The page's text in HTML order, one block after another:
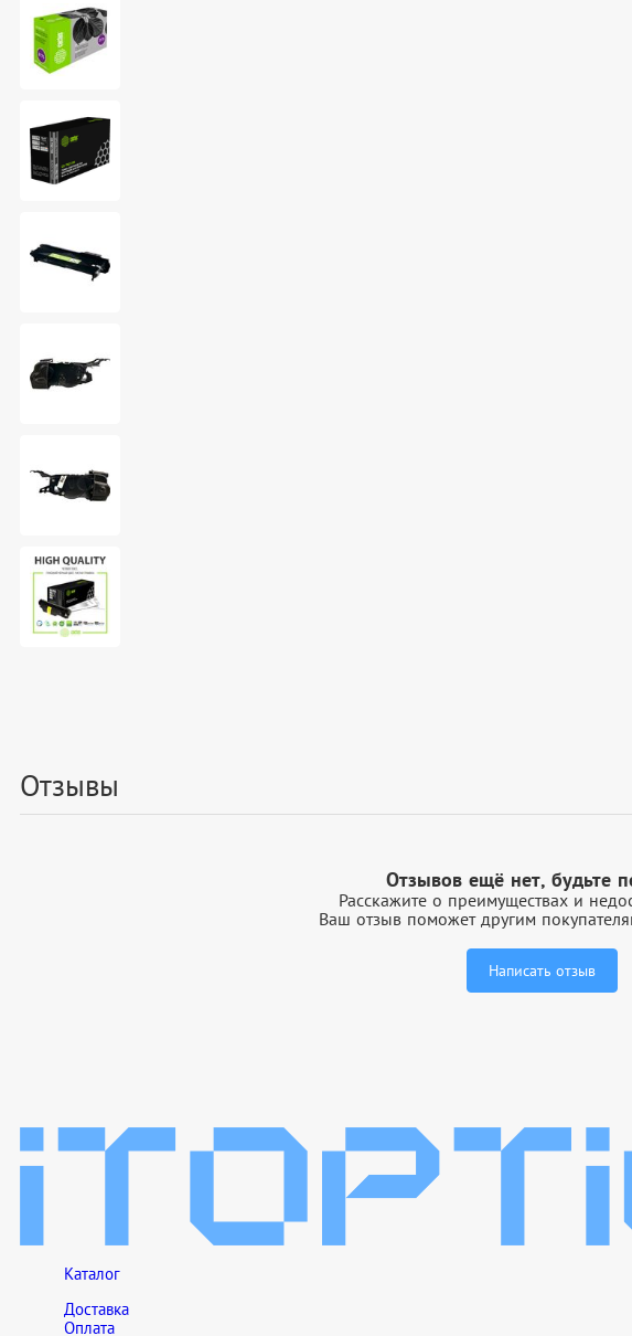
Отзывы
Отзывов ещё нет, будьте
Расскажите о преимуществах и
Ваш отзыв поможет другим
Написать отзыв
Каталог
Доставка
Оплата